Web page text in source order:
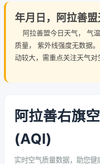
年月日，阿拉善盟
阿拉善盟今日天气， 气
质量， 紫外线强度无数据
动较大，需重点关注天气对
阿拉善右旗
(AQI)
实时空气质量数据，助您健